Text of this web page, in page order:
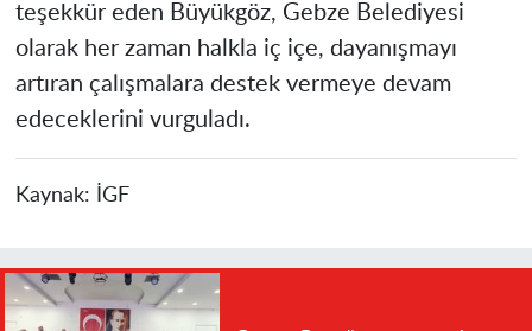
teşekkür eden Büyükgöz, Gebze Belediyesi
olarak her zaman halkla iç içe, dayanışmayı
artıran çalışmalara destek vermeye devam
edeceklerini vurguladı.
Kaynak: İGF